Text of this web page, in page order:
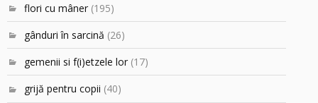
flori cu mâner (195)
gânduri în sarcină (26)
gemenii si f(i)etzele lor (17)
grijă pentru copii (40)